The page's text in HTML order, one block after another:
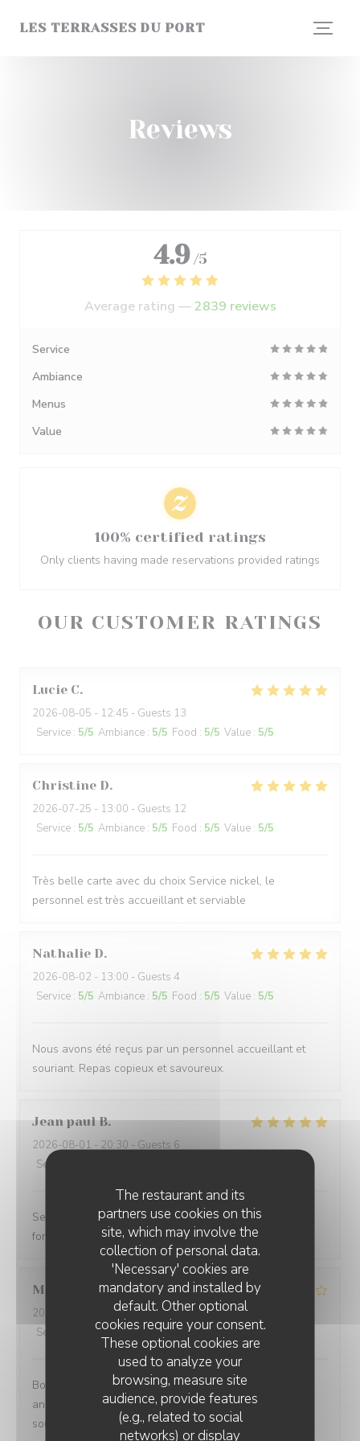
The restaurant and its
partners use cookies on this
site, which may involve the
collection of personal data.
'Necessary' cookies are
mandatory and installed by
default. Other optional
cookies require your consent.
These optional cookies are
used to analyze your
browsing, measure site
audience, provide features
(e.g., related to social
networks) or display
LES TERRASSES DU PORT
Reviews
OUR CUSTOMER RATINGS
Lucie C
2026-08-05 - 12:45 - Guests 13
Service : 5/5 Ambiance : 5/5 Food : 5/5 Value : 5/5
Christine D
2026-07-25 - 13:00 - Guests 12
Service : 5/5 Ambiance : 5/5 Food : 5/5 Value : 5/5
Très belle carte avec du choix Service nickel, le
personnel est très accueillant et serviable
Nathalie D
2026-08-02 - 13:00 - Guests 4
Service : 5/5 Ambiance : 5/5 Food : 5/5 Value : 5/5
Nous avons été reçus par un personnel accueillant et
souriant. Repas copieux et savoureux.
Jean paul B
2026-08-01 - 20:30 - Guests 6
Service
Service excellent. Repas de qualité. Je recommande
fortement
Mathias B
2026-08-02
- 12:15 - Guests 8
Service
Ambiance :4/5 Food: 5 /5 Value: 3/5
Bonne endroit un petit 🎁 à l occasion de mon
anniversaire aurait été sympa vue que nous venons
souvent chez vous .merci quand même
4.9 /5
Average rating — 2839 reviews
Service
Ambiance
Menus
Value
100% certified ratings
Only clients having made reservations provided ratings